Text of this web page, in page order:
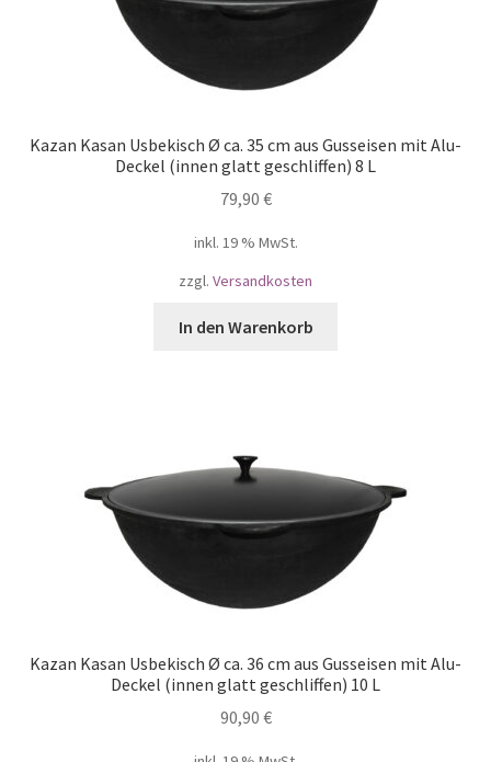
Kazan Kasan Usbekisch Ø ca. 35 cm aus Gusseisen mit Alu-
Deckel (innen glatt geschliffen) 8 L
79,90 €
inkl. 19 % MwSt.
zzgl. Versandkosten
In den Warenkorb
Kazan Kasan Usbekisch Ø ca. 36 cm aus Gusseisen mit Alu-
Deckel (innen glatt geschliffen) 10 L
90,90 €